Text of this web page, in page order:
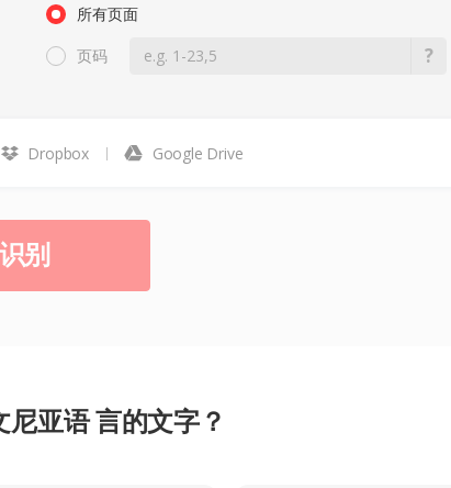
所有页面
页码
Dropbox Google Drive
识别
亚语 言的文字？